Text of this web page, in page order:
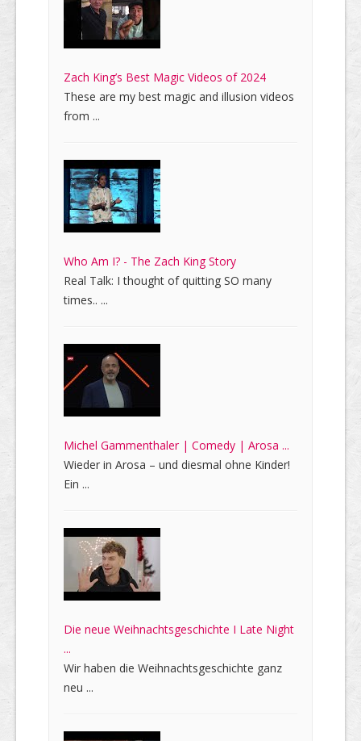
Zach King’s Best Magic Videos of 2024
These are my best magic and illusion videos
from ...
Who Am I? - The Zach King Story
Real Talk: I thought of quitting SO many
times.. ...
Michel Gammenthaler | Comedy | Arosa ...
Wieder in Arosa – und diesmal ohne Kinder!
Ein ...
Die neue Weihnachtsgeschichte I Late Night
...
Wir haben die Weihnachtsgeschichte ganz
neu ...